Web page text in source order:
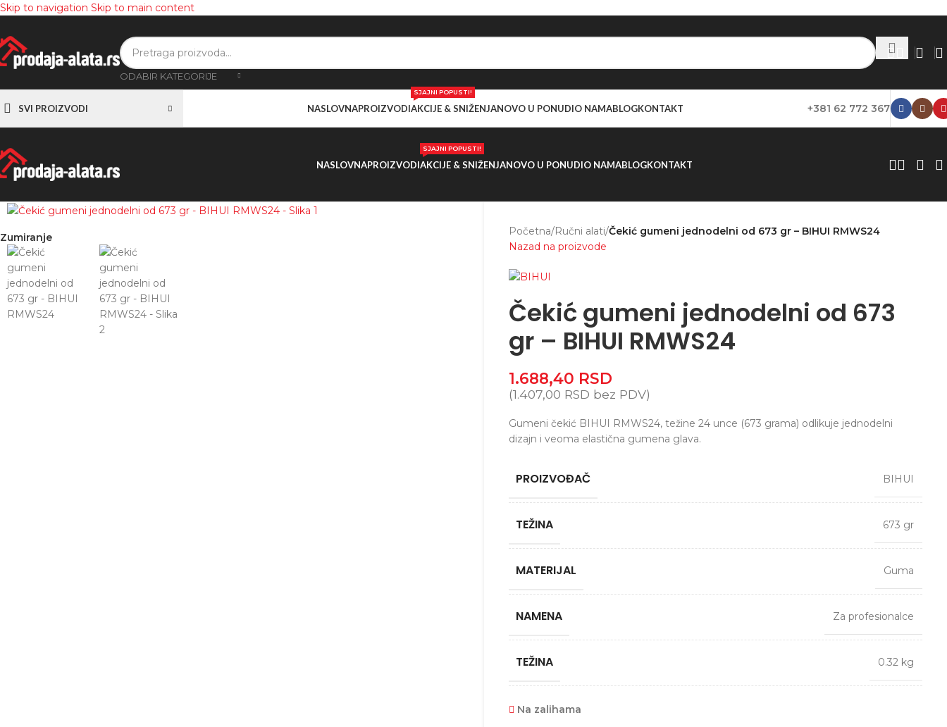
Skip to navigation Skip to main content
ODABIR KATEGORIJE
SVI PROIZVODI NASLOVNAPROIZVODIAKCIJE & SNIŽENJA
SJAJNI POPUSTI!
NOVO U PONUDIO NAMABLOGKONTAKT +381 62 772 367
NASLOVNAPROIZVODIAKCIJE & SNIŽENJA
SJAJNI POPUSTI!
NOVO U PONUDIO NAMABLOGKONTAKT
Zumiranje
Početna/Ručni alati/Čekić gumeni jednodelni od 673 gr – BIHUI RMWS24
Nazad na proizvode
Čekić gumeni jednodelni od 673
gr – BIHUI RMWS24
1.688,40 RSD
(1.407,00 RSD bez PDV)
Gumeni čekić BIHUI RMWS24, težine 24 unce (673 grama) odlikuje jednodelni
dizajn i veoma elastična gumena glava.
PROIZVOĐAČ BIHUI
TEŽINA 673 gr
MATERIJAL Guma
NAMENA Za profesionalce
TEŽINA 0.32 kg
Na zalihama